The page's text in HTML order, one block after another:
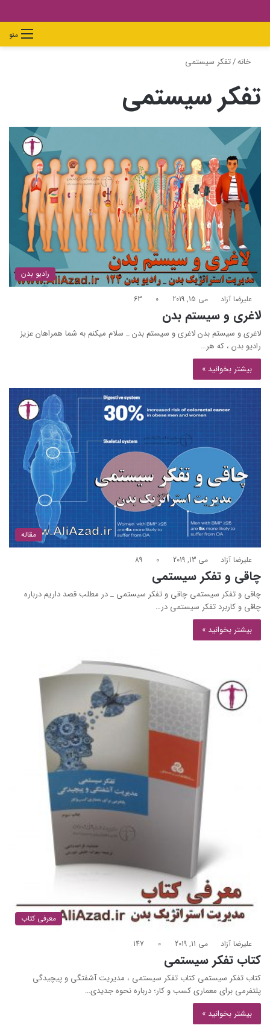
منوجستجو
برایپوسته
سبد
خانه/تفکر سیستمی
تفکر سیستمی
رادیو بدن
علیرضا آزاد می 15, 2019 0
63
لاغری و سیستم بدن
لاغری و سیستم بدن لاغری و سیستم بدن _ سلام میکنم به شما همراهان عزیز
رادیو بدن ، که هر…
بیشتر بخوانید »
مقاله
علیرضا آزاد می 13, 2019 0
89
چاقی و تفکر سیستمی
چاقی و تفکر سیستمی چاقی و تفکر سیستمی _ در مطلب قصد داریم درباره
چاقی و کاربرد تفکر سیستمی در…
بیشتر بخوانید »
معرفی کتاب
علیرضا آزاد می 11, 2019 0
147
کتاب تفکر سیستمی
کتاب تفکر سیستمی کتاب تفکر سیستمی ، مدیریت آشفتگی و پیچیدگی
پلتفرمی برای معماری کسب و کار؛ درباره نحوه جدیدی…
بیشتر بخوانید »